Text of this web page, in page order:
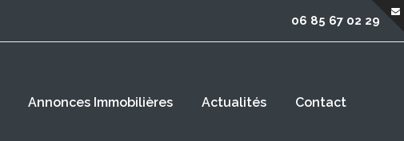
06 85 67 02 29
Annonces Immobilières Actualités Contact